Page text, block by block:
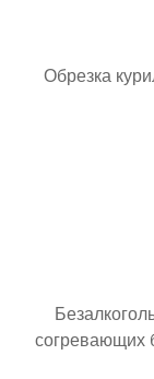
Обрезка
согревающих